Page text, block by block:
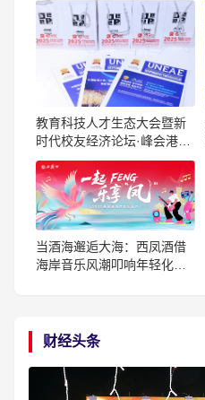
教育科技人才生态大会暨新
时代校友经济论坛·峰会港澳
珠举行
当酒海邂逅大海：西凤酒借
海岸音乐风潮叩响年轻化之
财经头条